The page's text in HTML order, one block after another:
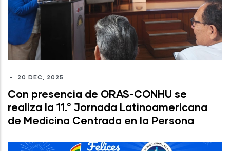
- 20 DEC, 2025
Con presencia de ORAS-CONHU se
realiza la 11.° Jornada Latinoamericana
de Medicina Centrada en la Persona